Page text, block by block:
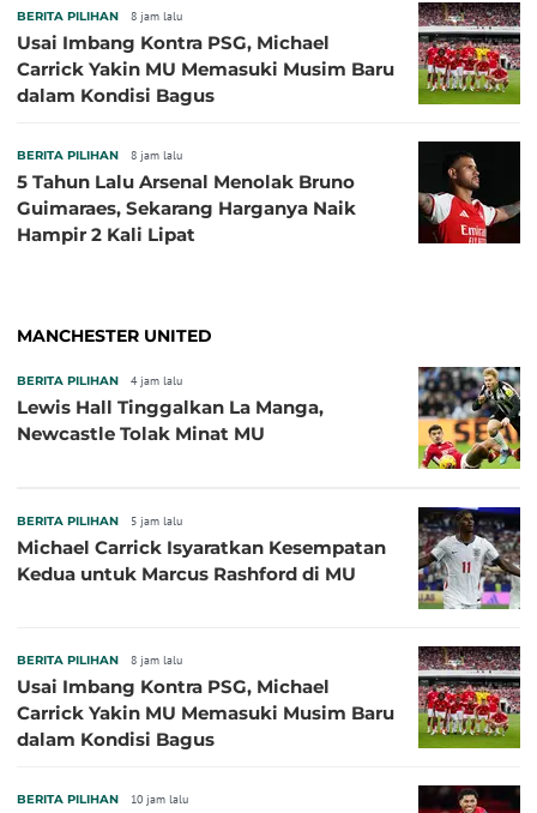
BERITA PILIHAN 8 jam lalu
Usai Imbang Kontra PSG, Michael
Carrick Yakin MU Memasuki Musim Baru
dalam Kondisi Bagus
BERITA PILIHAN 8 jam lalu
5 Tahun Lalu Arsenal Menolak Bruno
Guimaraes, Sekarang Harganya Naik
Hampir 2 Kali Lipat
MANCHESTER UNITED
BERITA PILIHAN 4 jam lalu
Lewis Hall Tinggalkan La Manga,
Newcastle Tolak Minat MU
BERITA PILIHAN 5 jam lalu
Michael Carrick Isyaratkan Kesempatan
Kedua untuk Marcus Rashford di MU
BERITA PILIHAN 8 jam lalu
Usai Imbang Kontra PSG, Michael
Carrick Yakin MU Memasuki Musim Baru
dalam Kondisi Bagus
BERITA PILIHAN 10 jam lalu